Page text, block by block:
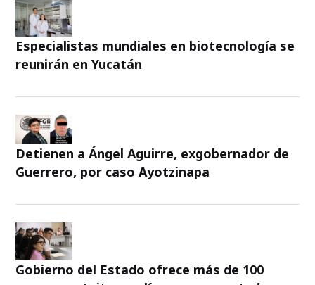
Especialistas mundiales en biotecnología se
reunirán en Yucatán
Detienen a Ángel Aguirre, exgobernador de
Guerrero, por caso Ayotzinapa
Gobierno del Estado ofrece más de 100